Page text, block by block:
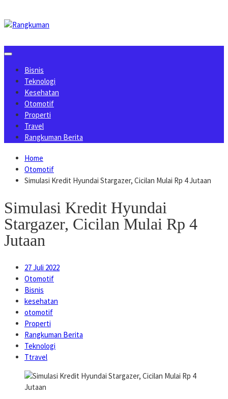
to
content
Bisnis
Teknologi
Kesehatan
Otomotif
Properti
Travel
Rangkuman Berita
Home
Otomotif
Simulasi Kredit Hyundai Stargazer, Cicilan Mulai Rp 4 Jutaan
Simulasi Kredit Hyundai
Stargazer, Cicilan Mulai Rp 4
Jutaan
27 Juli 2022
Otomotif
Bisnis
kesehatan
otomotif
Properti
Rangkuman Berita
Teknologi
Ttravel